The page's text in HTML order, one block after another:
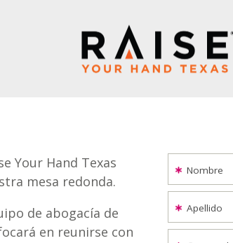
Your Hand Texas
mesa redonda.
de abogacía de
en reunirse con
Nombre
Apellido